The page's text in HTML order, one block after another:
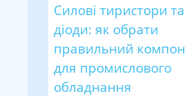
Силові тиристори та
діоди: як обрати
правильний
для промислового
обладнання